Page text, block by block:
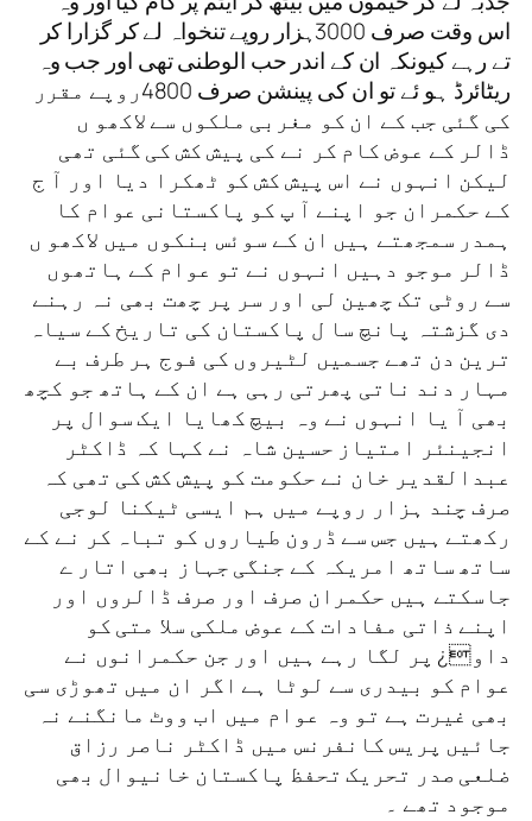
اس وقت صرف 3000ہزار روپے تنخواہ لے کر گزارا کر
تے رہے کیونکہ ان کے اندر حب الوطنی تھی اور جب وہ
ریٹائرڈ ہو ئے تو ان کی پینشن صرف 4800روپے مقرر
کی گئی جب کے ان کو مغربی ملکوں سے لاکھو ں
ڈالر کے عوض کام کر نے کی پیش کش کی گئی تھی
لیکن انہوں نے اس پیش کش کو ٹھکرا دیا اور آ ج
کے حکمران جو اپنے آ پ کو پاکستانی عوام کا
ہمدر سمجھتے ہیں ان کے سوئس بنکوں میں لاکھو ں
ڈالر موجو دہیں انہوں نے تو عوام کے ہاتھوں
سے روٹی تک چھین لی اور سر پر چھت بھی نہ رہنے
دی گزشتہ پانچ سا ل پاکستان کی تاریخ کے سیاہ
ترین دن تھے جسمیں لٹیروں کی فوج ہر طرف بے
مہار دند ناتی پھرتی رہی ہے ان کے ہاتھ جو کچھ
بھی آ یا انہوں نے وہ بیچ کھایا ایک سوال پر
انجینئر امتیاز حسین شاہ نے کہا کہ ڈاکٹر
عبدالقدیر خان نے حکومت کو پیش کش کی تھی کہ
صرف چند ہزار روپے میں ہم ایسی ٹیکنا لوجی
رکھتے ہیں جس سے ڈرون طیاروں کو تباہ کر نے کے
ساتھ ساتھ امریکہ کے جنگی جہاز بھی اتار ے
جاسکتے ہیں حکمران صرف اور صرف ڈالروں اور
اپنے ذاتی مفادات کے عوض ملکی سلا متی کو
داو¿ پر لگا رہے ہیں اور جن حکمرانوں نے
عوام کو بیدری سے لوٹا ہے اگر ان میں تھوڑی سی
بھی غیرت ہے تو وہ عوام میں اب ووٹ مانگنے نہ
جائیں پریس کانفرنس میں ڈاکٹر ناصر رزاق
ضلعی صدر تحریک تحفظ پاکستان خانیوال بھی
موجود تھے ۔